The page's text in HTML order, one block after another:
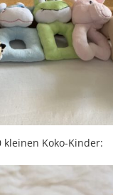
Koko-Kinder: